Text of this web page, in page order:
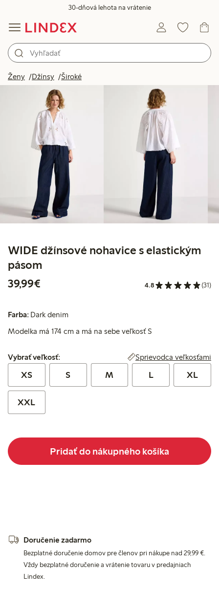
30-dňová lehota na vrátenie
Ženy Džínsy Široké
WIDE džínsové nohavice s elastickým
pásom
39,99€
4.8 (31)
Farba: Dark denim
Modelka má 174 cm a má na sebe veľkosť S
Vybrať veľkosť:
Vybrať veľkosť: Sprievodca veľkosťami
XS S M L XL
XXL
Pridať do nákupného košíka
Doručenie zadarmo
Bezplatné doručenie domov pre členov pri nákupe nad 29,99 €.
Vždy bezplatné doručenie a vrátenie tovaru v predajniach
Lindex.